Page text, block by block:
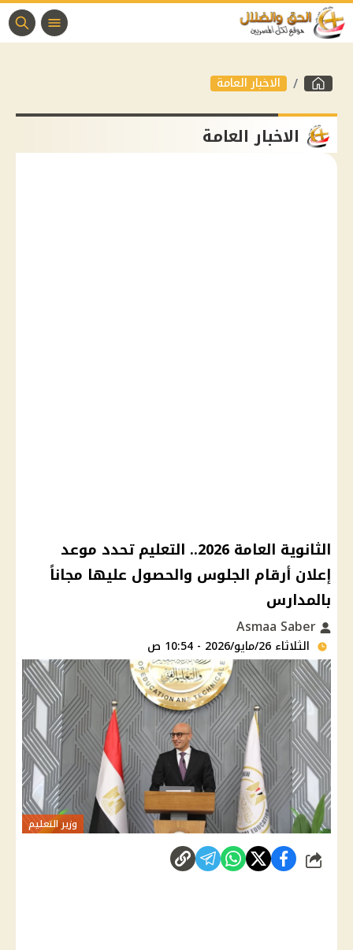
الاخبار العامة
الاخبار العامة
الثانوية العامة 2026.. التعليم تحدد موعد
إعلان أرقام الجلوس والحصول عليها مجاناً
بالمدارس
الثلاثاء 26/مايو/2026 - 10:54 ص
وزير التعليم
شارك